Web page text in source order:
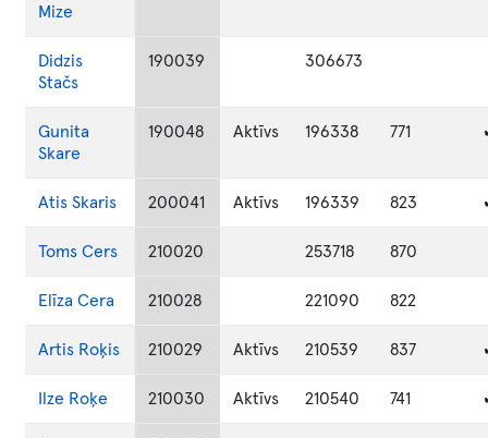
Mize
Didzis
Stačs
190039 306673
Gunita
Skare
190048 Aktīvs 196338 771
Atis Skaris 200041 Aktīvs 196339 823
Toms Cers 210020 253718 870
Elīza Cera 210028 221090 822
Artis Roķis 210029 Aktīvs 210539 837
Ilze Roķe 210030 Aktīvs 210540 741